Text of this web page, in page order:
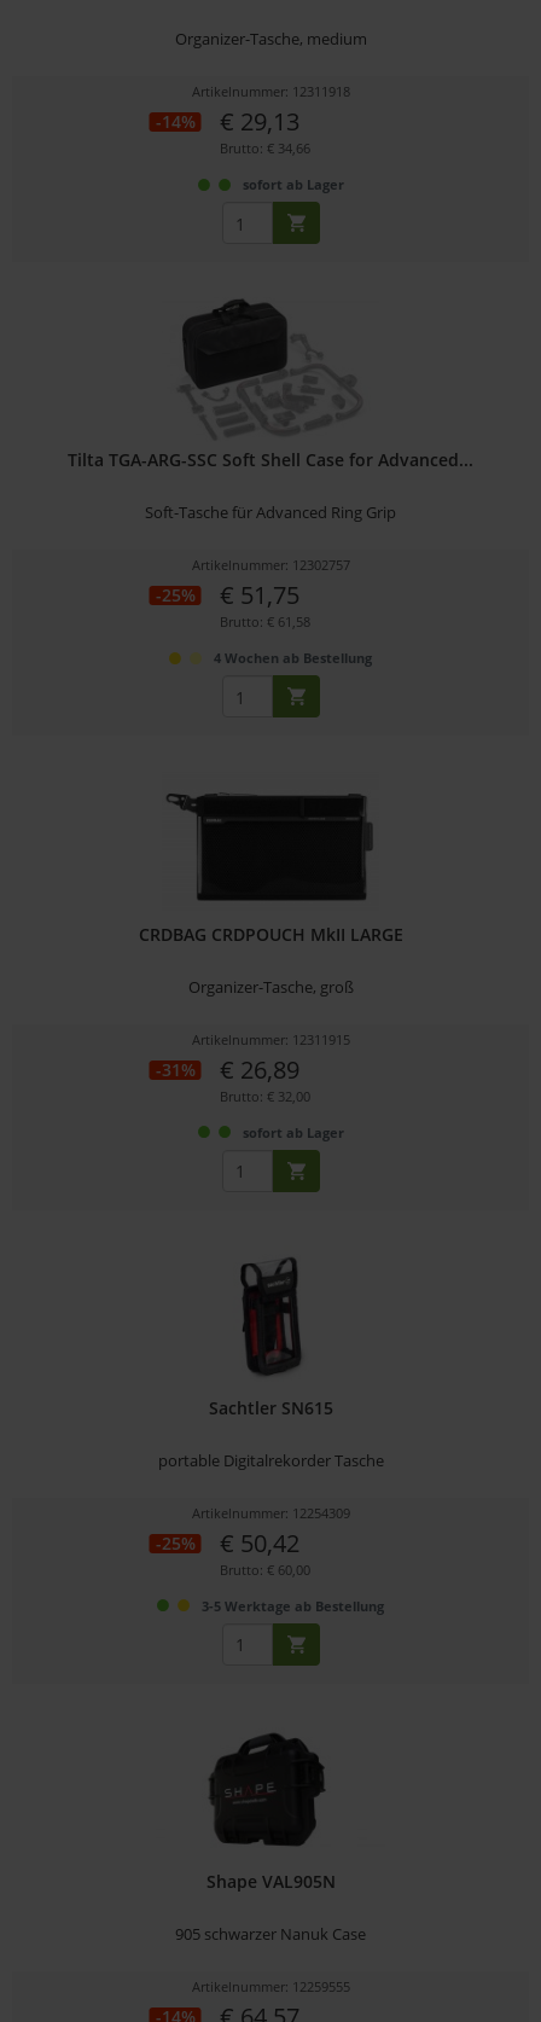
Organizer-Tasche, medium
Artikelnummer: 12311918
-14% € 29,13
Brutto: € 34,66
sofort ab Lager
Tilta TGA-ARG-SSC Soft Shell Case for Advanced...
Soft-Tasche für Advanced Ring Grip
Artikelnummer: 12302757
-25% € 51,75
Brutto: € 61,58
4 Wochen ab Bestellung
CRDBAG CRDPOUCH MkII LARGE
Organizer-Tasche, groß
Artikelnummer: 12311915
-31% € 26,89
Brutto: € 32,00
sofort ab Lager
Sachtler SN615
portable Digitalrekorder Tasche
Artikelnummer: 12254309
-25% € 50,42
Brutto: € 60,00
3-5 Werktage ab Bestellung
Shape VAL905N
905 schwarzer Nanuk Case
Artikelnummer: 12259555
-14%